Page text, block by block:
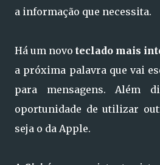
a informação que necessita.
Há um novo teclado mais
a próxima palavra que vai
para mensagens. Além
oportunidade de utilizar
seja o da Apple.